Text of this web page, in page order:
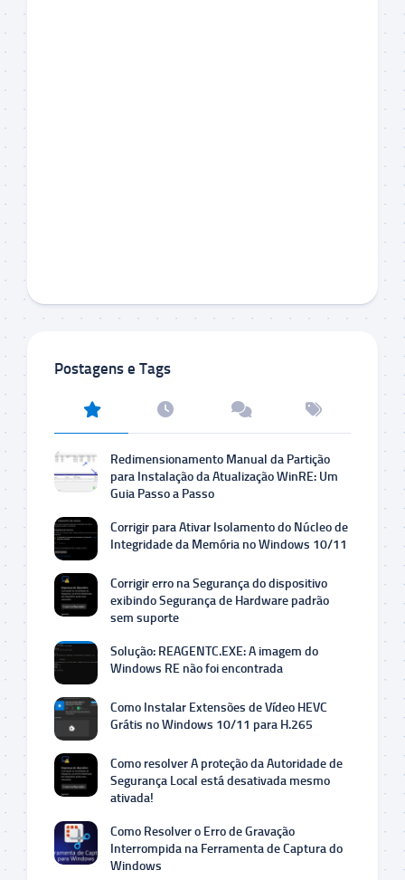
Postagens e Tags
Redimensionamento Manual da Partição
para Instalação da Atualização WinRE: Um
Guia Passo a Passo
Corrigir para Ativar Isolamento do Núcleo de
Integridade da Memória no Windows 10/11
Corrigir erro na Segurança do dispositivo
exibindo Segurança de Hardware padrão
sem suporte
Solução: REAGENTC.EXE: A imagem do
Windows RE não foi encontrada
Como Instalar Extensões de Vídeo HEVC
Grátis no Windows 10/11 para H.265
Como resolver A proteção da Autoridade de
Segurança Local está desativada mesmo
ativada!
Como Resolver o Erro de Gravação
Interrompida na Ferramenta de Captura do
Windows